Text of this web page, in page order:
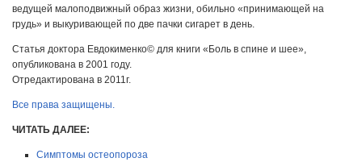
ведущей малоподвижный образ жизни, обильно «принимающей на
грудь» и выкуривающей по две пачки сигарет в день.
Статья доктора Евдокименко© для книги «Боль в спине и шее»,
опубликована в 2001 году.
Отредактирована в 2011г.
Все права защищены.
ЧИТАТЬ ДАЛЕЕ:
Симптомы остеопороза